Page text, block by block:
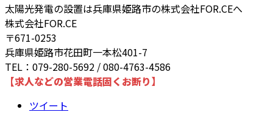
太陽光発電の設置は兵庫県姫路市の株式会社FOR.CEへ
株式会社FOR.CE
〒671-0253
兵庫県姫路市花田町一本松401-7
TEL：079-280-5692 / 080-4763-4586
【求人などの営業電話固くお断り】
ツイート